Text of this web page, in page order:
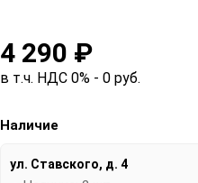
4 290 ₽
в т.ч. НДС 0% - 0 руб.
Наличие
ул. Ставского, д. 4